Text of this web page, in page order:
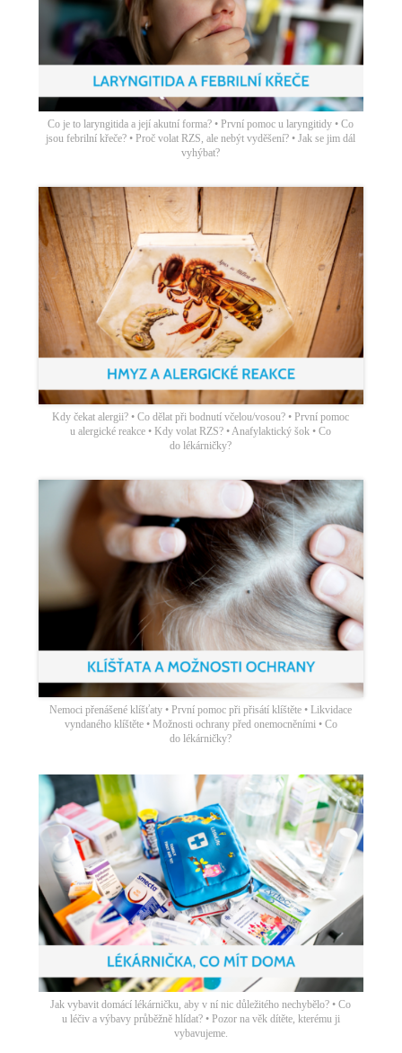
Co je to laryngitida a její akutní forma? • První pomoc u laryngitidy • Co
jsou febrilní křeče? • Proč volat RZS, ale nebýt vyděšení? • Jak se jim dál
vyhýbat?
Kdy čekat alergii? • Co dělat při bodnutí včelou/vosou? • První pomoc
u alergické reakce • Kdy volat RZS? • Anafylaktický šok • Co
do lékárničky?
Nemoci přenášené klíšťaty • První pomoc při přisátí klíštěte • Likvidace
vyndaného klíštěte • Možnosti ochrany před onemocněními • Co
do lékárničky?
Jak vybavit domácí lékárničku, aby v ní nic důležitého nechybělo? • Co
u léčiv a výbavy průběžně hlídat? • Pozor na věk dítěte, kterému ji
vybavujeme.